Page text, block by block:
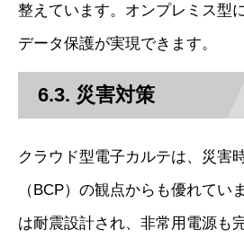
整えています。オンプレミス型
データ保護が実現できます。
6.3. 災害対策
クラウド型電子カルテは、災害
（BCP）の観点からも優れてい
は耐震設計され、非常用電源も